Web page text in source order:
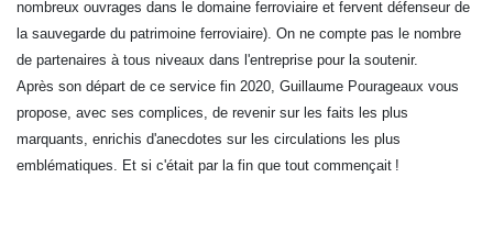
nombreux ouvrages dans le domaine ferroviaire et fervent défenseur de
la sauvegarde du patrimoine ferroviaire). On ne compte pas le nombre
de partenaires à tous niveaux dans l'entreprise pour la soutenir.
Après son départ de ce service fin 2020, Guillaume Pourageaux vous
propose, avec ses complices, de revenir sur les faits les plus
marquants, enrichis d'anecdotes sur les circulations les plus
emblématiques. Et si c'était par la fin que tout commençait !